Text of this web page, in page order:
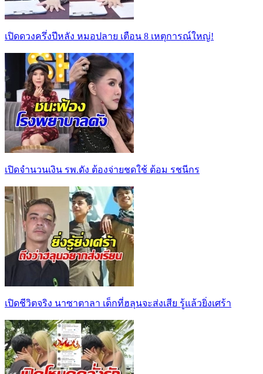
เปิดดวงครึ่งปีหลัง หมอปลาย เตือน 8 เหตุการณ์ใหญ่!
เปิดจำนวนเงิน รพ.ดัง ต้องจ่ายชดใช้ ต้อม รชนีกร
เปิดชีวิตจริง นาซาตาลา เด็กที่ฮลุนจะส่งเสีย รู้แล้วยิ่งเศร้า